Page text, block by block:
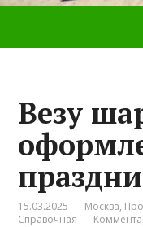
Везу
15.03.2025 Москва,
Справочная